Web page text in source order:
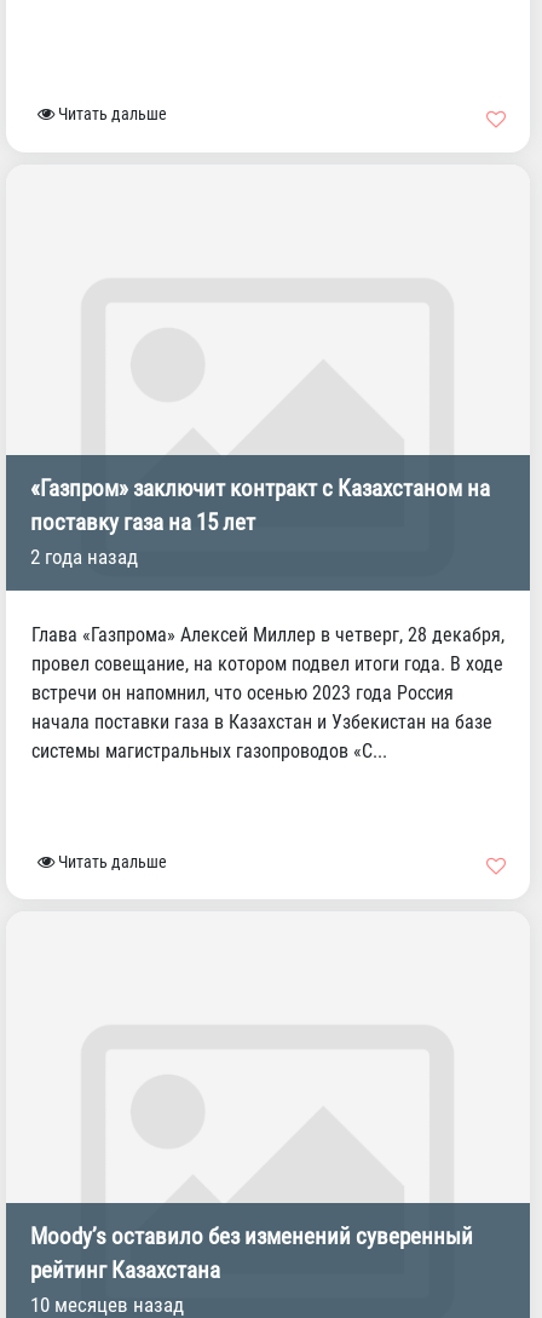
Читать дальше
«Газпром» заключит контракт с Казахстаном на
поставку газа на 15 лет
2 года назад
Глава «Газпрома» Алексей Миллер в четверг, 28 декабря,
провел совещание, на котором подвел итоги года. В ходе
встречи он напомнил, что осенью 2023 года Россия
начала поставки газа в Казахстан и Узбекистан на базе
системы магистральных газопроводов «С...
Читать дальше
Moody’s оставило без изменений суверенный
рейтинг Казахстана
10 месяцев назад